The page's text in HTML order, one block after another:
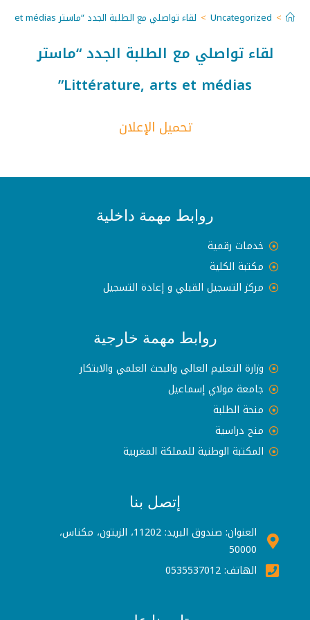
>
Uncategorized
> لقاء تواصلي مع الطلبة الجدد “ماستر Littérature, arts et médias”
لقاء تواصلي مع الطلبة الجدد “ماستر
Littérature, arts et médias”
تحميل الإعلان
روابط مهمة داخلية
خدمات رقمية
مكتبة الكلية
مركز التسجيل القبلي و إعادة التسجيل
روابط مهمة خارجية
وزارة التعليم العالي والبحث العلمي والابتكار
جامعة مولاي إسماعيل
منحة الطلبة
منح دراسية
المكتبة الوطنية للمملكة المغربية
إتصل بنا
العنوان: صندوق البريد: 11202، الزيتون، مكناس،
50000
الهاتف: 0535537012